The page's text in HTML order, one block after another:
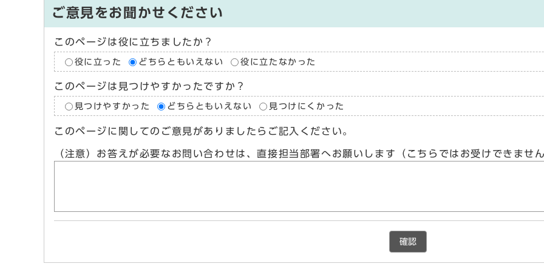
ご意見をお聞かせください
このページは役に立ちましたか？
役に立った どちらともいえない 役に立たなかった
このページは見つけやすかったですか？
見つけやすかった どちらともいえない 見つけにくかった
このページに関してのご意見がありましたらご記入ください。
（注意）お答えが必要なお問い合わせは、直接担当部署へお願いします（こちらではお受けできませ
確認